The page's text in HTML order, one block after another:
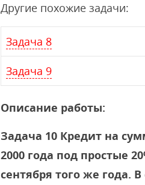
Другие похожие задачи:
Задача 8
Задача 9
Описание работы:
Задача 10 Кредит на
2000 года под простые
сентября того же года.